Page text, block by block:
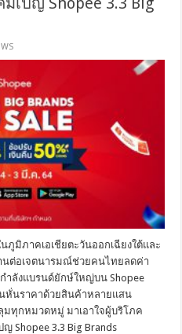
มิภาคเอเชียตะวันออกเฉียงใต้และ
นต่อเจตนารมณ์ช่วยคนไทยลดค่า
ำลังแบรนด์ยักษ์ใหญ่บน Shopee
หั่นราคาด้วยสินค้าหลายแสน
มทุกหมวดหมู่ มาเอาใจผู้บริโภค
Shopee 3.3 Big Brands